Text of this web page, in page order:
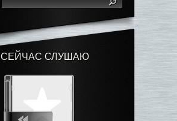
СЕЙЧАС СЛУШАЮ